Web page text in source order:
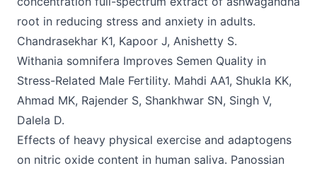
root in reducing stress and anxiety in adults.
Chandrasekhar K1, Kapoor J, Anishetty S.
Withania somnifera Improves Semen Quality in
Stress-Related Male Fertility. Mahdi AA1, Shukla KK,
Ahmad MK, Rajender S, Shankhwar SN, Singh V,
Dalela D.
Effects of heavy physical exercise and adaptogens
on nitric oxide content in human saliva. Panossian